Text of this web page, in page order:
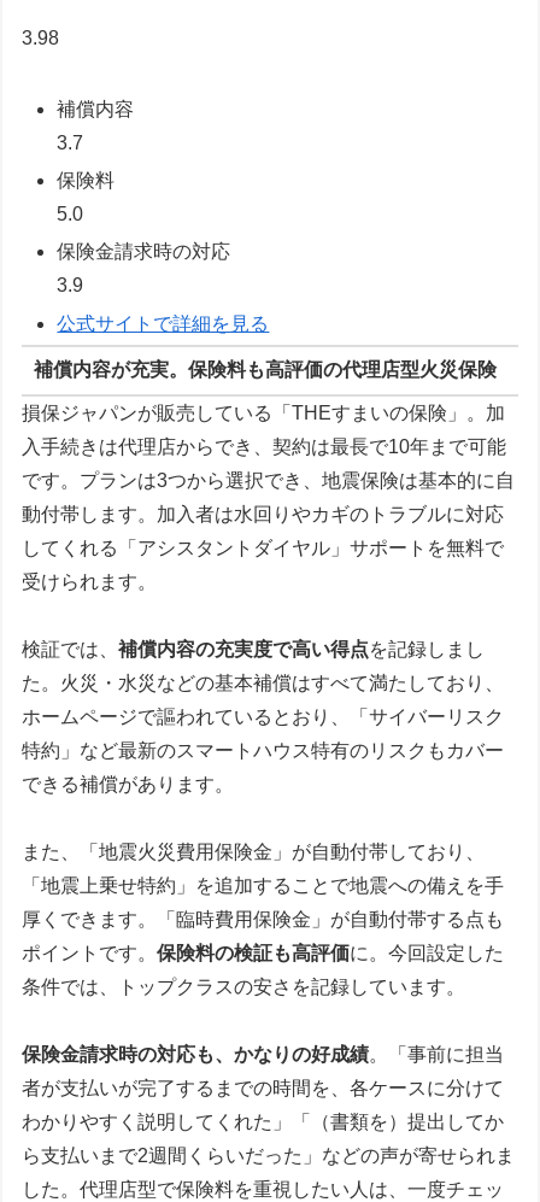
3.98
補償内容
3.7
保険料
5.0
保険金請求時の対応
3.9
公式サイトで詳細を見る
補償内容が充実。保険料も高評価の代理店型火災保険
損保ジャパンが販売している「THEすまいの保険」。加
入手続きは代理店からでき、契約は最長で10年まで可能
です。プランは3つから選択でき、地震保険は基本的に自
動付帯します。加入者は水回りやカギのトラブルに対応
してくれる「アシスタントダイヤル」サポートを無料で
受けられます。
検証では、補償内容の充実度で高い得点を記録しまし
た。火災・水災などの基本補償はすべて満たしており、
ホームページで謳われているとおり、「サイバーリスク
特約」など最新のスマートハウス特有のリスクもカバー
できる補償があります。
また、「地震火災費用保険金」が自動付帯しており、
「地震上乗せ特約」を追加することで地震への備えを手
厚くできます。「臨時費用保険金」が自動付帯する点も
ポイントです。保険料の検証も高評価に。今回設定した
条件では、トップクラスの安さを記録しています。
保険金請求時の対応も、かなりの好成績。「事前に担当
者が支払いが完了するまでの時間を、各ケースに分けて
わかりやすく説明してくれた」「（書類を）提出してか
ら支払いまで2週間くらいだった」などの声が寄せられま
した。代理店型で保険料を重視したい人は、一度チェッ